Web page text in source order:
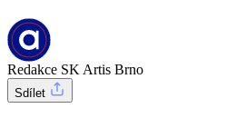
Redakce SK Artis Brno
Sdílet